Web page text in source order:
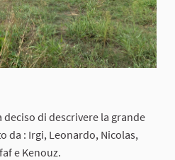
di descrivere la grande
da : Irgi, Leonardo, Nicolas,
e Kenouz.